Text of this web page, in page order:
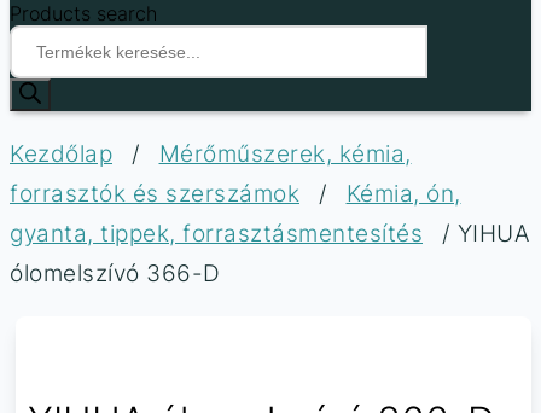
Products search
Kezdőlap /
Mérőműszerek, kémia,
forrasztók és szerszámok
/
Kémia, ón,
gyanta, tippek, forrasztásmentesítés
/ YIHUA
ólomelszívó 366-D